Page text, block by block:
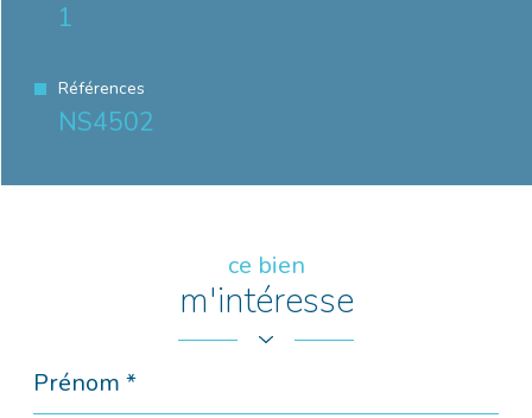
1
Références
NS4502
ce bien
m'intéresse
*